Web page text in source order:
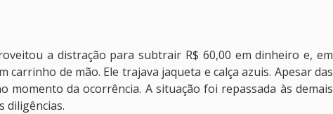
a distração para subtrair R$ 60,00 em dinheiro e, em
de mão. Ele trajava jaqueta e calça azuis. Apesar das
momento da ocorrência. A situação foi repassada às demais
diligências.